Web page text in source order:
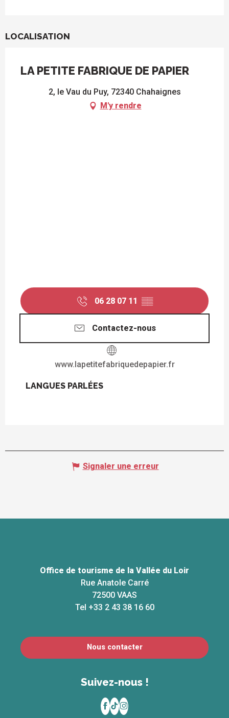
LOCALISATION
LA PETITE FABRIQUE DE PAPIER
2, le Vau du Puy, 72340 Chahaignes
M'y rendre
06 28 07 11 ▒▒
Contactez-nous
www.lapetitefabriquedepapier.fr
LANGUES PARLÉES
LANGUES PARLÉES
Signaler une erreur
Office de tourisme de la Vallée du Loir
Rue Anatole Carré
72500 VAAS
Tel +33 2 43 38 16 60
Nous contacter
Suivez-nous !